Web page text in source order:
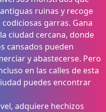
ruinas y recoge
garras. Gana
ciudad cercana, donde
cansados pueden
y abastecerse. Pero
en las calles de esta
puedes encontrar
adquiere hechizos